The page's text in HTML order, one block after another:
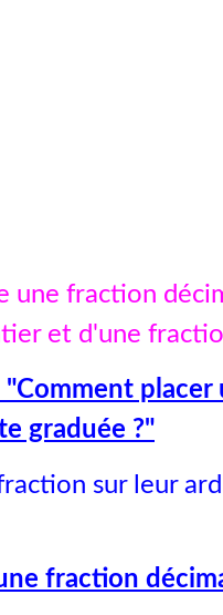
une fraction
et d'une
"Comment
graduée ?"
sur leur
fraction